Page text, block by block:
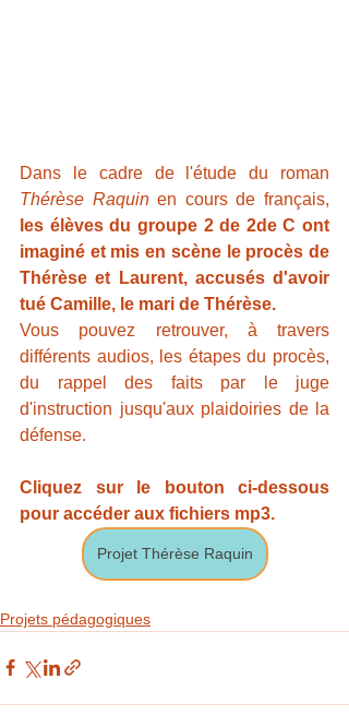
Thérèse Raquin
les élèves du groupe 2 de 2de C ont
imaginé et mis en scène le procès de
Thérèse et Laurent, accusés d'avoir
tué Camille, le mari de Thérèse.
Vous pouvez retrouver, à travers
différents audios, les étapes du procès,
du rappel des faits par le juge
d'instruction jusqu'aux plaidoiries de la
défense.
Cliquez sur le bouton ci-dessous
pour accéder aux fichiers mp3.
Projet Thérèse Raquin
Projets pédagogiques